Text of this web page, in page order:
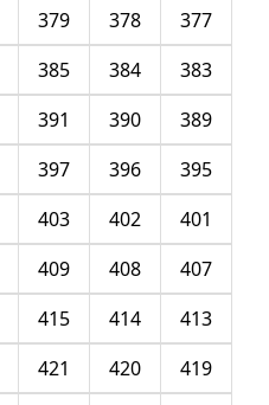
377
378
379
383
384
385
389
390
391
395
396
397
401
402
403
407
408
409
413
414
415
419
420
421